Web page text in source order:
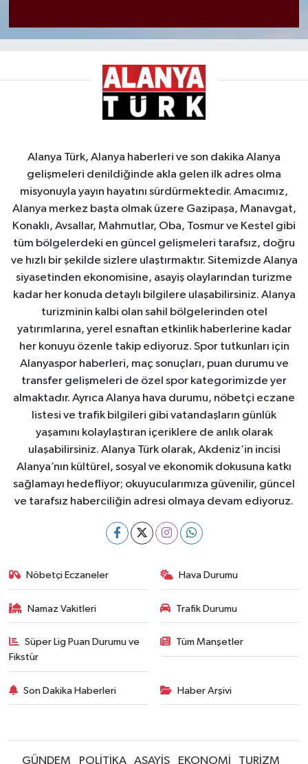
Alanya Türk, Alanya haberleri ve son dakika Alanya
gelişmeleri denildiğinde akla gelen ilk adres olma
misyonuyla yayın hayatını sürdürmektedir. Amacımız,
Alanya merkez başta olmak üzere Gazipaşa, Manavgat,
Konaklı, Avsallar, Mahmutlar, Oba, Tosmur ve Kestel gibi
tüm bölgelerdeki en güncel gelişmeleri tarafsız, doğru
ve hızlı bir şekilde sizlere ulaştırmaktır. Sitemizde Alanya
siyasetinden ekonomisine, asayiş olaylarından turizme
kadar her konuda detaylı bilgilere ulaşabilirsiniz. Alanya
turizminin kalbi olan sahil bölgelerinden otel
yatırımlarına, yerel esnaftan etkinlik haberlerine kadar
her konuyu özenle takip ediyoruz. Spor tutkunları için
Alanyaspor haberleri, maç sonuçları, puan durumu ve
transfer gelişmeleri de özel spor kategorimizde yer
almaktadır. Ayrıca Alanya hava durumu, nöbetçi eczane
listesi ve trafik bilgileri gibi vatandaşların günlük
yaşamını kolaylaştıran içeriklere de anlık olarak
ulaşabilirsiniz. Alanya Türk olarak, Akdeniz’in incisi
Alanya’nın kültürel, sosyal ve ekonomik dokusuna katkı
sağlamayı hedefliyor; okuyucularımıza güvenilir, güncel
ve tarafsız haberciliğin adresi olmaya devam ediyoruz.
Nöbetçi Eczaneler Hava Durumu
Namaz Vakitleri Trafik Durumu
Süper Lig Puan Durumu ve
Fikstür
Tüm Manşetler
Son Dakika Haberleri Haber Arşivi
GÜNDEM POLİTİKA ASAYİŞ EKONOMİ TURİZM